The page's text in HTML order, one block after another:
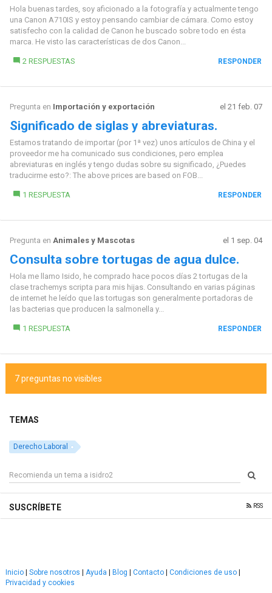
Hola buenas tardes, soy aficionado a la fotografía y actualmente tengo
una Canon A710IS y estoy pensando cambiar de cámara. Como estoy
satisfecho con la calidad de Canon he buscado sobre todo en ésta
marca. He visto las características de dos Canon...
2 RESPUESTAS RESPONDER
Pregunta en Importación y exportación el 21 feb. 07
Significado de siglas y abreviaturas.
Estamos tratando de importar (por 1ª vez) unos artículos de China y el
proveedor me ha comunicado sus condiciones, pero emplea
abreviaturas en inglés y tengo dudas sobre su significado, ¿Puedes
traducirme esto?: The above prices are based on FOB...
1 RESPUESTA RESPONDER
Pregunta en Animales y Mascotas el 1 sep. 04
Consulta sobre tortugas de agua dulce.
Hola me llamo Isido, he comprado hace pocos días 2 tortugas de la
clase trachemys scripta para mis hijas. Consultando en varias páginas
de internet he leído que las tortugas son generalmente portadoras de
las bacterias que producen la salmonella y...
1 RESPUESTA RESPONDER
7 preguntas no visibles
TEMAS
Derecho Laboral
SUSCRÍBETE RSS
Inicio Sobre nosotros Ayuda Blog Contacto Condiciones de uso
Privacidad y cookies